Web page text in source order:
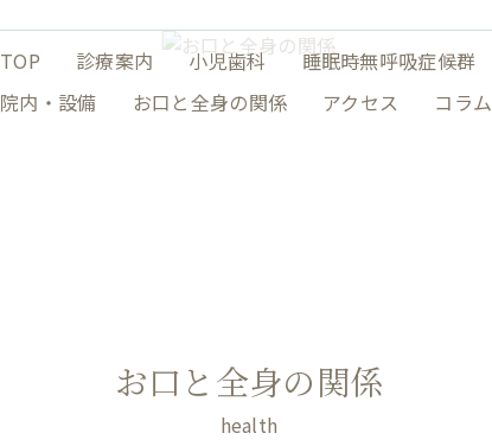
TOP 診療案内 小児歯科 睡眠時無呼吸症候群
院内・設備
お口と全身の関係 アクセス コラム
お口と全身の関係
health